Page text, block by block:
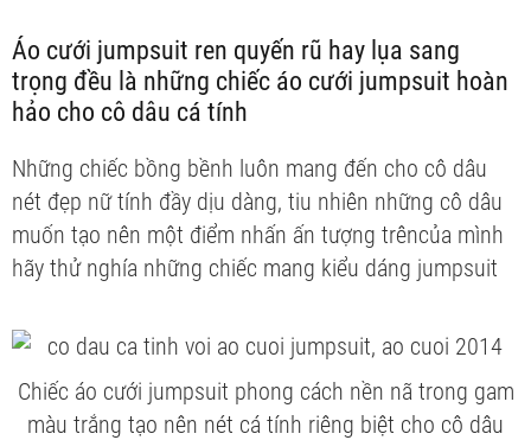
Áo cưới jumpsuit ren quyến rũ hay lụa sang
trọng đều là những chiếc áo cưới jumpsuit hoàn
hảo cho cô dâu cá tính
Những chiếc bồng bềnh luôn mang đến cho cô dâu
nét đẹp nữ tính đầy dịu dàng, tiu nhiên những cô dâu
muốn tạo nên một điểm nhấn ấn tượng trêncủa mình
hãy thử nghía những chiếc mang kiểu dáng jumpsuit
Chiếc áo cưới jumpsuit phong cách nền nã trong gam
màu trắng tạo nên nét cá tính riêng biệt cho cô dâu